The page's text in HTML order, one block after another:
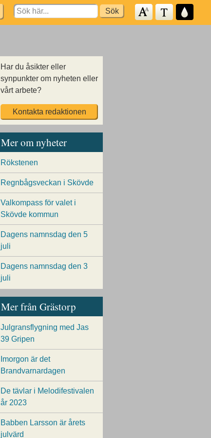
Search
for:
Har du åsikter eller
synpunkter om nyheten eller
vårt arbete?
Kontakta redaktionen
Mer om nyheter
Rökstenen
Regnbågsveckan i Skövde
Valkompass för valet i
Skövde kommun
Dagens namnsdag den 5
juli
Dagens namnsdag den 3
juli
Mer från Grästorp
Julgransflygning med Jas
39 Gripen
Imorgon är det
Brandvarnardagen
De tävlar i Melodifestivalen
år 2023
Babben Larsson är årets
julvärd